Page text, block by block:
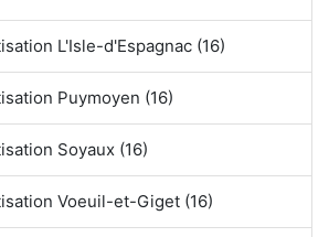
L'Isle-d'Espagnac (16)
Puymoyen (16)
Soyaux (16)
Voeuil-et-Giget (16)